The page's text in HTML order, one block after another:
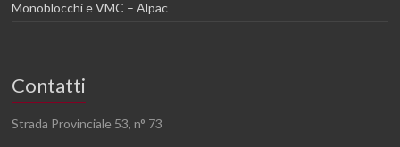
Monoblocchi e VMC – Alpac
Contatti
Strada Provinciale 53, n° 73